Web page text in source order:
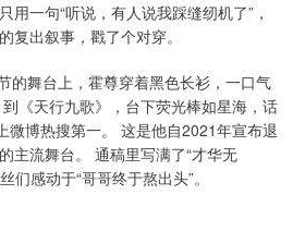
用一句“听说，有人说我踩缝纫机了”，
复出叙事，戳了个对穿。
的舞台上，霍尊穿着黑色长衫，一口气
《天行九歌》，台下荧光棒如星海，话
微博热搜第一。 这是他自2021年宣布退
主流舞台。 通稿里写满了“才华无
们感动于“哥哥终于熬出头”。